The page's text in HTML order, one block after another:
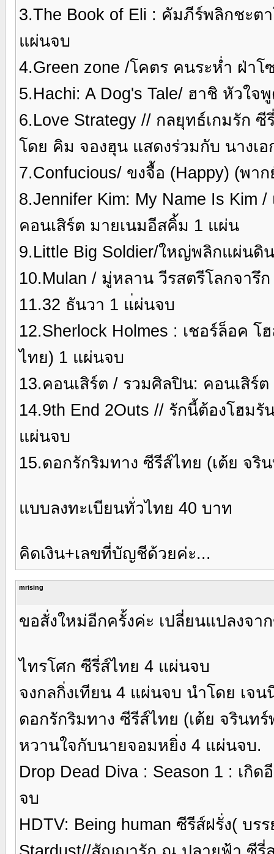
3.The Book of Eli : คัมภีร์พลิกชะ
แผ่นจบ
4.Green zone /โคตร คนระห่ำ ฝ่า
5.Hachi: A Dog's Tale/ ฮาชิ หัวใ
6.Love Strategy // กลยุทธ์เกมรัก
โดย คิม จองฮุน แสดงร่วมกับ นางเอ
7.Confucious/ ขงจื้อ (Happy) (พา
8.Jennifer Kim: My Name Is Kim
คอนเสิร์ต มายเนมอีสคิ้ม 1 แผ่น
9.Little Big Soldier/ใหญ่พลิกแผ่น
10.Mulan / มู่หลาน วีรสตรีโลกจา
11.32 ธันวา 1 แ่ผ่นจบ
12.Sherlock Holmes : เชอร์ล็อค
ไทย) 1 แผ่นจบ
13.คอนเสิร์ต / รวมศิลปิน: คอนเสิร์
14.9th End 2Outs // รักนี้ต้องโฮม
แผ่นจบ
15.ดอกรักริมทาง ซีรีส์ไทย (เต้ย จ
แบบลงทะเบียนทั่วไทย 40 บาท
คิดเงิน+เลขที่บัญชีด้วยค่ะ...
mrising
ขอสั่งใหม่อีกครั้งค่ะ เปลี่ยนแปลงจาก
ไทรโศก ซีรี่ส์ไทย 4 แผ่นจบ
จงกลกิ่งเทียน 4 แผ่นจบ นำโดย เจน
ดอกรักริมทาง ซีรีส์ไทย (เต้ย จรินท
หวานใจกับนายจอมหยิ่ง 4 แผ่นจบ.
Drop Dead Diva : Season 1 : เกิ
จบ
HDTV: Being human ซีรีส์ฝรั่ง( บร